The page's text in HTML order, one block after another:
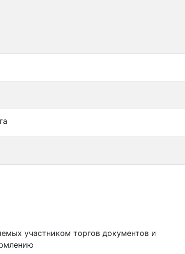
участником торгов документов и